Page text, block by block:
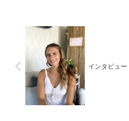
インタビュ